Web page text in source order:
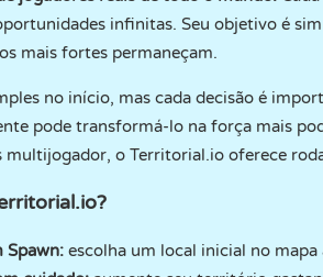
infinitas. Seu objetivo é
mais fortes permaneçam.
no início, mas cada decisão é
pode transformá-lo na força mais
multijogador, o Territorial.io oferece
Spawn: escolha um local inicial no